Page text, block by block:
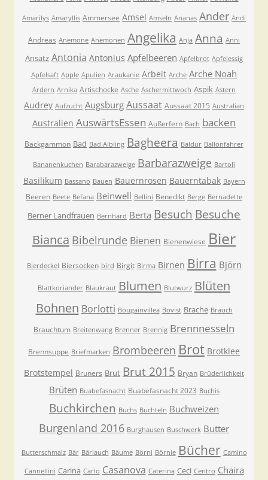
Amarilys Amaryllis Ammersee Amsel Amseln Ananas Ander Andi
Andreas Anemone Anemonen Angelika Anja Anna Anni
Ansatz Antonia Antonius Apfelbeeren Apfelbrot Apfelessig
Apfelsaft Apple Apulien Araukanie Arbeit Arche Arche Noah
Ardern Arnika Artischocke Asche Aschermittwoch Aspik Astern
Audrey Aufzucht Augsburg Aussaat Aussaat 2015 Australian
Australien AuswärtsEssen Außerfern Bach backen
Backgammon Bad Bad Aibling Bagheera Baldur Ballonfahrer
Bananenkuchen Barabarazweige Barbarazweige Bartoli
Basilikum Bassano Bauen Bauernrosen Bauerntabak Bayern
Beeren Beete Befana Beinwell Bellini Benedikt Berge Bernadette
Berner Landfrauen Bernhard Berta Besuch Besuche
Bianca Bibelrunde Bienen Bienenwiese Bier
Bierdeckel Biersocken bird Birgit Birma Birnen Birra Björn
Blattkoriander Blaukraut Blumen Blutwurz Blüten
Bohnen Borlotti Bougainvillea Bovist Brache Brauch
Brauchtum Breitenwang Brenner Brennig Brennnesseln
Brennsuppe Briefmarken Brombeeren Brot Brotklee
Brotstempel Bruners Brut Brut 2015 Bryan Brüderlichkeit
Brüten Buabefasnacht Buabefasnacht 2023 Buchis
Buchkirchen Buchs Buchteln Buchweizen
Burgenland 2016 Burghausen Buschwerk Butter
Butterschmalz Bär Bärlauch Bäume Börni Börnie Bücher Camino
Cannellini Carina Carlo Casanova Caterina Ceci Centro Chaira